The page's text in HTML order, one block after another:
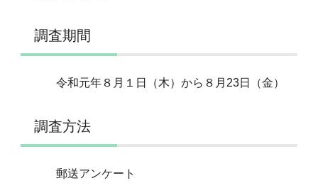
調査期間
令和元年８月１日（木）から８月23日（金）
調査方法
郵送アンケート